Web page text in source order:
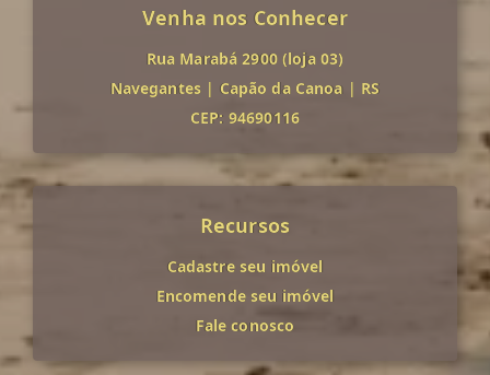
Venha nos Conhecer
Rua Marabá 2900 (loja 03)
Navegantes | Capão da Canoa | RS
CEP: 94690116
Recursos
Cadastre seu imóvel
Encomende seu imóvel
Fale conosco